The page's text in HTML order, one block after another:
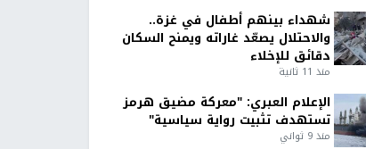
شهداء بينهم أطفال في غزة..
والاحتلال يصعّد غاراته ويمنح السكان
دقائق للإخلاء
منذ 11 ثانية
الإعلام العبري: "معركة مضيق هرمز
تستهدف تثبيت رواية سياسية"
منذ 9 ثواني